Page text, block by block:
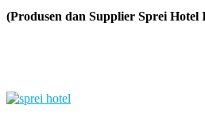
(Produsen dan Supplier Sprei